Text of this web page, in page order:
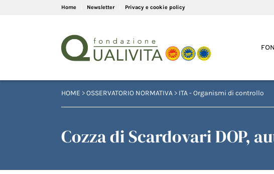
Home Newsletter Privacy e cookie policy
HOME >OSSERVATORIO NORMATIVA > ITA - Organismi di controllo
Cozza di Scardovari DOP,